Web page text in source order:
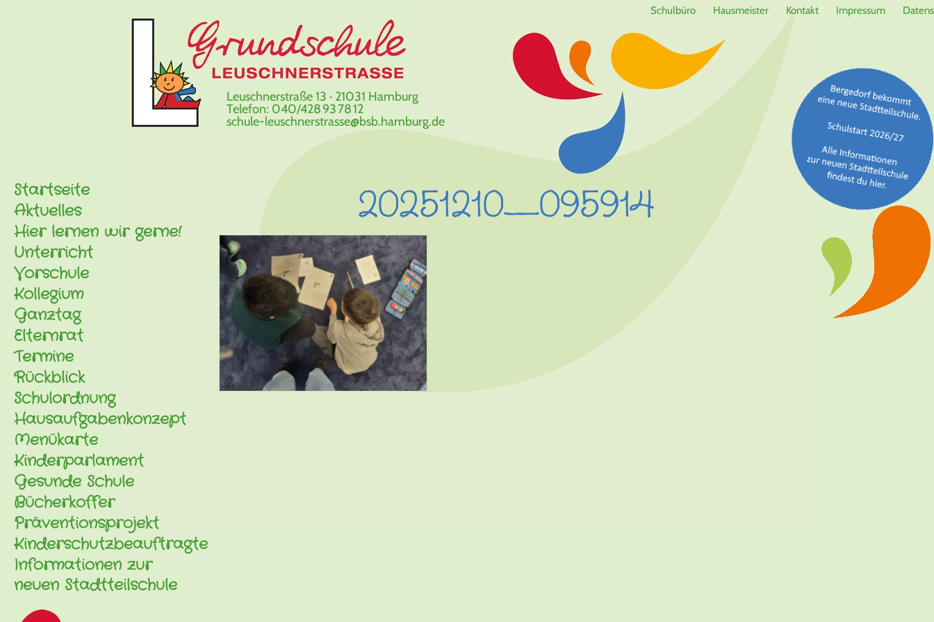
Schulbüro Hausmeister Kontakt Impressum
Leuschnerstraße 13 · 21031 Hamburg
Telefon: 040/428 93 78 12
schule-leuschnerstrasse@bsb.hamburg.de
Startseite
Aktuelles
Hier lernen wir gerne!
Unterricht
Vorschule
Kollegium
Ganztag
Elternrat
Termine
Rückblick
Schulordnung
Hausaufgabenkonzept
Menükarte
Kinderparlament
Gesunde Schule
Bücherkoffer
Präventionsprojekt
Kinderschutzbeauftragte
Informationen zur
neuen Stadtteilschule
20251210_095914